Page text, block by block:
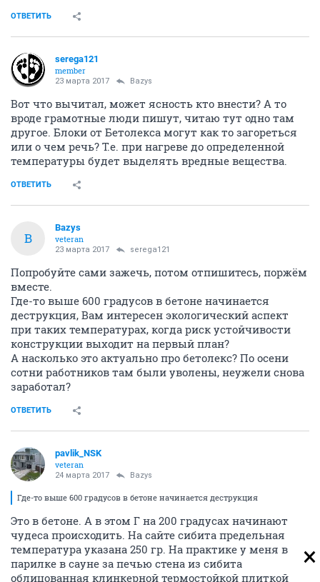
ОТВЕТИТЬ
serega121
member
23 марта 2017 Bazys
Вот что вычитал, может ясность кто внести? А то
вроде грамотные люди пишут, читаю тут одно там
другое. Блоки от Бетолекса могут как то загореться
или о чем речь? Т.е. при нагреве до определенной
температуры будет выделять вредные вещества.
ОТВЕТИТЬ
B
Bazys
veteran
23 марта 2017 serega121
Попробуйте сами зажечь, потом отпишитесь, поржём
вместе.
Где-то выше 600 градусов в бетоне начинается
деструкция, Вам интересен экологический аспект
при таких температурах, когда риск устойчивости
конструкции выходит на первый план?
А насколько это актуально про бетолекс? По осени
сотни работников там были уволены, неужели снова
заработал?
ОТВЕТИТЬ
pavlik_NSK
veteran
24 марта 2017 Bazys
Где-то выше 600 градусов в бетоне начинается деструкция
Это в бетоне. А в этом Г на 200 градусах начинают
чудеса происходить. На сайте сибита предельная
температура указана 250 гр. На практике у меня в
парилке в сауне за печью стена из сибита
облицованная клинкерной термостойкой плиткой